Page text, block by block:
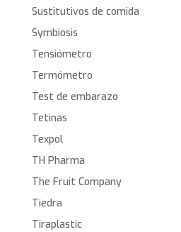
Sustitutivos de comida
Symbiosis
Tensiómetro
Termómetro
Test de embarazo
Tetinas
Texpol
TH Pharma
The Fruit Company
Tiedra
Tiraplastic